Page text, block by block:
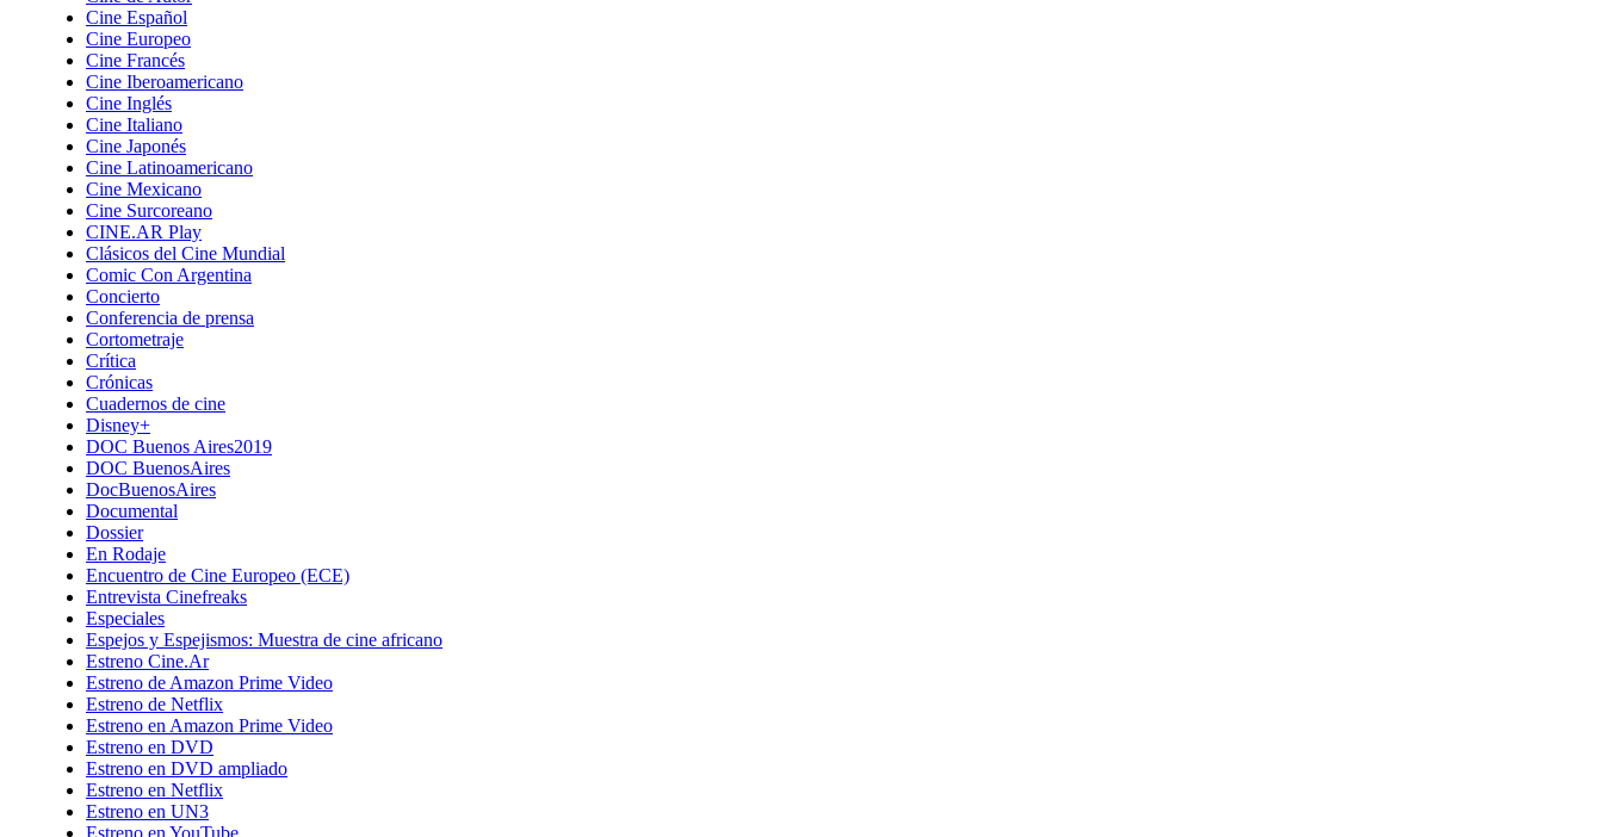
Cine Español
Cine Europeo
Cine Francés
Cine Iberoamericano
Cine Inglés
Cine Italiano
Cine Japonés
Cine Latinoamericano
Cine Mexicano
Cine Surcoreano
CINE.AR Play
Clásicos del Cine Mundial
Comic Con Argentina
Concierto
Conferencia de prensa
Cortometraje
Crítica
Crónicas
Cuadernos de cine
Disney+
DOC Buenos Aires2019
DOC BuenosAires
DocBuenosAires
Documental
Dossier
En Rodaje
Encuentro de Cine Europeo (ECE)
Entrevista Cinefreaks
Especiales
Espejos y Espejismos: Muestra de cine africano
Estreno Cine.Ar
Estreno de Amazon Prime Video
Estreno de Netflix
Estreno en Amazon Prime Video
Estreno en DVD
Estreno en DVD ampliado
Estreno en Netflix
Estreno en UN3
Estreno en YouTube